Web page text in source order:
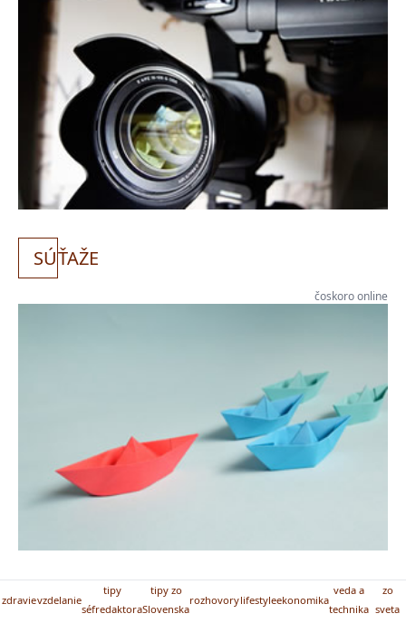
SÚŤAŽE
čoskoro online
zdravievzdelanie
tipy
séfredaktora
tipy zo
Slovenska
rozhovorylifestyleekonomika
veda a
technika
zo
sveta